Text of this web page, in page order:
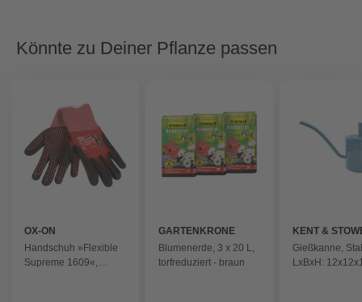
Könnte zu Deiner Pflanze passen
OX-ON
Handschuh »Flexible
Supreme 1609«,
GARTENKRONE
Blumenerde, 3 x 20 L,
torfreduziert - braun
KENT &
Gießkanne,
LxBxH: